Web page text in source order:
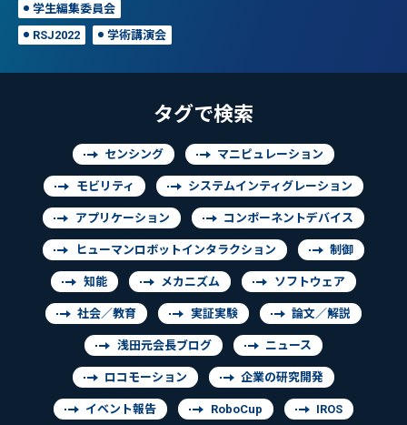
学生編集委員会
RSJ2022 学術講演会
タグで検索
センシング マニピュレーション
モビリティ システムインティグレーション
アプリケーション コンポーネントデバイス
ヒューマンロボットインタラクション 制御
知能 メカニズム ソフトウェア
社会／教育 実証実験 論文／解説
浅田元会長ブログ ニュース
ロコモーション 企業の研究開発
イベント報告 RoboCup IROS